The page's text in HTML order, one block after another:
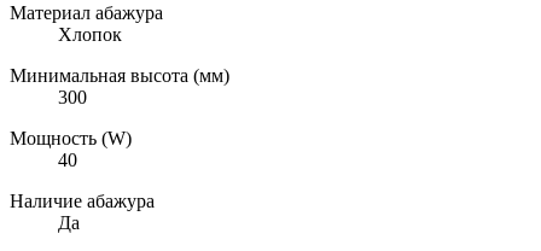
Материал абажура
Хлопок
Минимальная высота (мм)
300
Мощность (W)
40
Наличие абажура
Да